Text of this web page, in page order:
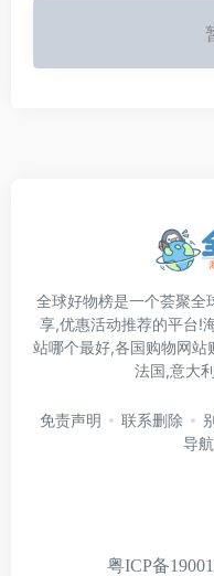
全球好物榜是一个荟聚全
享,优惠活动推荐的平台!
站哪个最好,各国购物网
法国,意大
免责声明 联系删除
导航
粤ICP备